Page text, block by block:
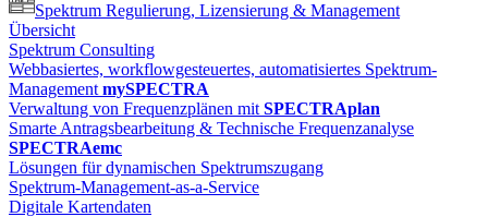
Spektrum Regulierung, Lizensierung & Management
Übersicht
Spektrum Consulting
Webbasiertes, workflowgesteuertes, automatisiertes Spektrum-
Management mySPECTRA
Verwaltung von Frequenzplänen mit SPECTRAplan
Smarte Antragsbearbeitung & Technische Frequenzanalyse
SPECTRAemc
Lösungen für dynamischen Spektrumszugang
Spektrum-Management-as-a-Service
Digitale Kartendaten